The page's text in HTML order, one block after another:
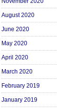
August 2020
June 2020
May 2020
April 2020
March 2020
February 2019
January 2019